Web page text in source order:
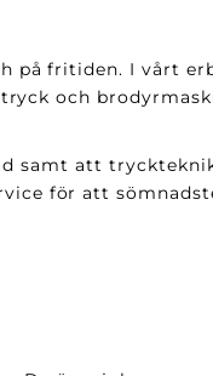
på fritiden. I vårt
och
samt att
för att